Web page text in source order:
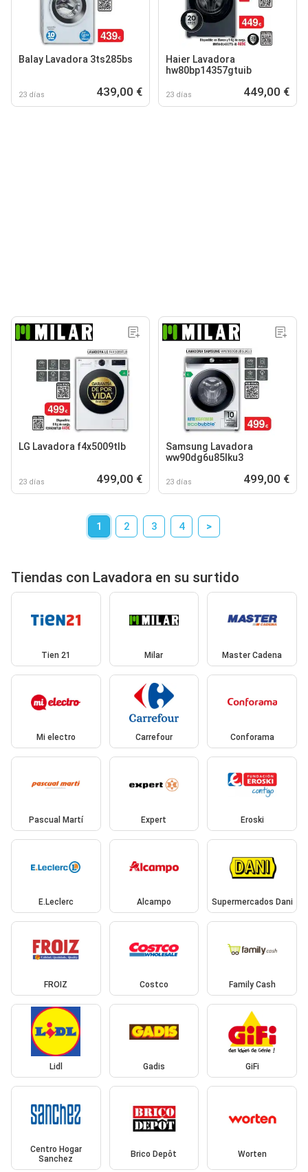
Balay Lavadora 3ts285bs
23 días 439,00 €
Haier Lavadora
hw80bp14357gtuib
23 días 449,00 €
LG Lavadora f4x5009tlb
23 días 499,00 €
Samsung Lavadora
ww90dg6u85lku3
23 días 499,00 €
1 2 3 4 >
Tiendas con Lavadora en su surtido
Tien 21 Milar Master Cadena
Mi electro Carrefour Conforama
Pascual Martí Expert Eroski
E.Leclerc Alcampo Supermercados Dani
FROIZ Costco Family Cash
Lidl Gadis GiFi
Centro Hogar
Sanchez
Brico Depôt Worten